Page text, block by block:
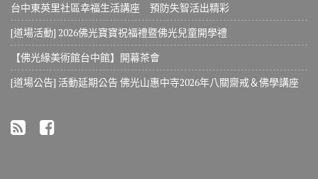
台中東英里社區幸福生活講座 預防失智活出精彩
[道場活動] 2026佛光寶寶祝福禮暨佛光兒童開學禮
【佛光緣美術館台中館】開幕茶會
[道場公告] 活動延期公告 佛光山惠中寺2026年八關齋戒＆佛學講座